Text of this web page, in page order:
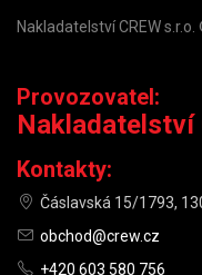
Nakladatelství CREW
Provozovatel:
Nakladatelství
Kontakty:
Čáslavská 15/1793,
obchod@crew.cz
+420 603 580 756